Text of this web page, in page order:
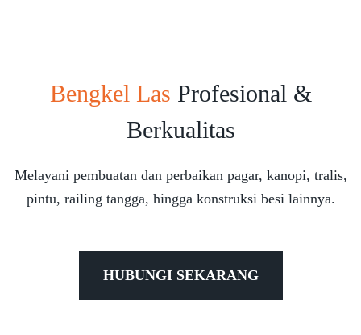
Bengkel Las Profesional &
Berkualitas
Melayani pembuatan dan perbaikan pagar, kanopi, tralis,
pintu, railing tangga, hingga konstruksi besi lainnya.
HUBUNGI SEKARANG